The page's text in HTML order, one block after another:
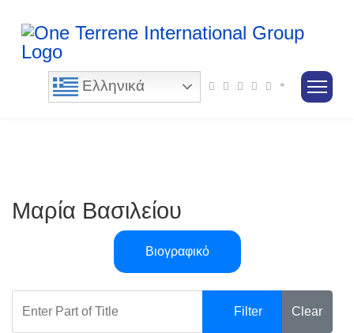
Ελληνικά
Μαρία Βασιλείου
Βιογραφικό
Filter Clear